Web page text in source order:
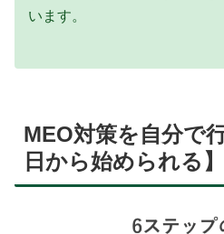
います。
MEO対策を自分で
日から始められる】